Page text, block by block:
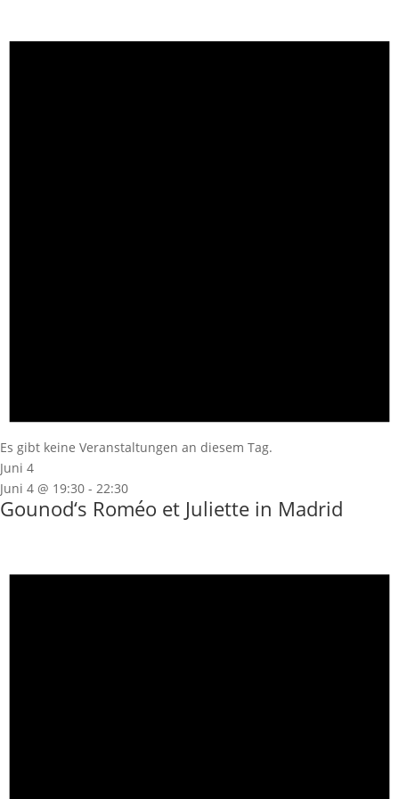
Es gibt keine Veranstaltungen an diesem Tag.
Juni 4
Juni 4 @ 19:30 - 22:30
Gounod‘s Roméo et Juliette in Madrid